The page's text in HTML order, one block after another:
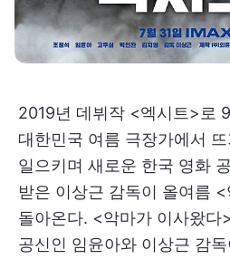
2019년 데뷔작 <엑시트>로
대한민국 여름 극장가에서
일으키며 새로운 한국 영화
받은 이상근 감독이 올여름
돌아온다. <악마가 이사왔다
공신인 임윤아와 이상근 감